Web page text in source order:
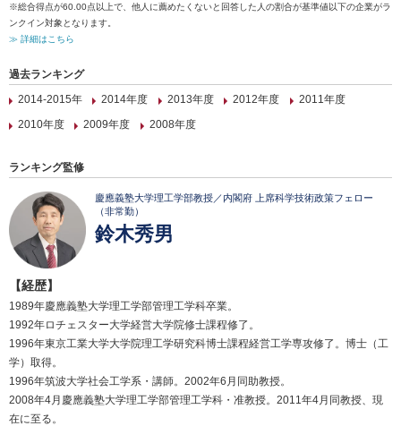
※総合得点が60.00点以上で、他人に薦めたくないと回答した人の割合が基準値以下の企業がラ
ンクイン対象となります。
≫ 詳細はこちら
過去ランキング
2014-2015年
2014年度 2013年度 2012年度
2011年度
2010年度
2009年度 2008年度
ランキング監修
慶應義塾大学理工学部教授／内閣府 上席科学技術政策フェロー
（非常勤）
鈴木秀男
【経歴】
1989年慶應義塾大学理工学部管理工学科卒業。
1992年ロチェスター大学経営大学院修士課程修了。
1996年東京工業大学大学院理工学研究科博士課程経営工学専攻修了。博士（工
学）取得。
1996年筑波大学社会工学系・講師。2002年6月同助教授。
2008年4月慶應義塾大学理工学部管理工学科・准教授。2011年4月同教授、現
在に至る。